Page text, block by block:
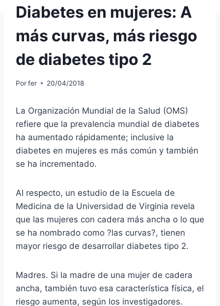
Diabetes en mujeres: A
más curvas, más riesgo
de diabetes tipo 2
Porfer 20/04/2018
La Organización Mundial de la Salud (OMS)
refiere que la prevalencia mundial de diabetes
ha aumentado rápidamente; inclusive la
diabetes en mujeres es más común y también
se ha incrementado.
Al respecto, un estudio de la Escuela de
Medicina de la Universidad de Virginia revela
que las mujeres con cadera más ancha o lo que
se ha nombrado como ?las curvas?, tienen
mayor riesgo de desarrollar diabetes tipo 2.
Madres. Si la madre de una mujer de cadera
ancha, también tuvo esa característica física, el
riesgo aumenta, según los investigadores.